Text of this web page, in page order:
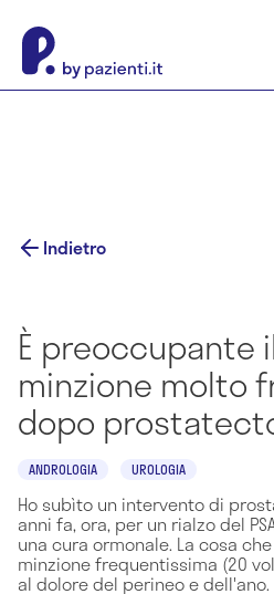
Indietro
È preoccupante
minzione molto
dopo
ANDROLOGIA UROLOGIA
Ho subìto un intervento di
anni fa, ora, per un rialzo del
una cura ormonale. La cosa
minzione frequentissima (20
al dolore del perineo e